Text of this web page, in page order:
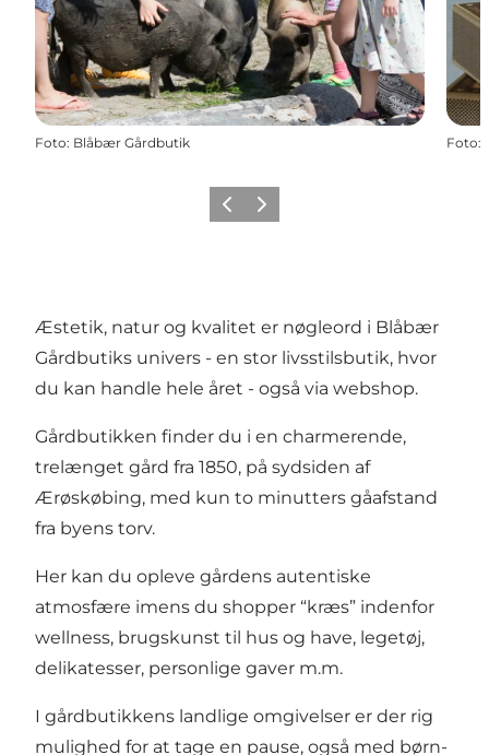
Foto: Blåbær Gårdbutik Foto:
ForrigeNæste
Æstetik, natur og kvalitet er nøgleord i Blåbær
Gårdbutiks univers - en stor livsstilsbutik, hvor
du kan handle hele året - også via webshop.
Gårdbutikken finder du i en charmerende,
trelænget gård fra 1850, på sydsiden af
Ærøskøbing, med kun to minutters gåafstand
fra byens torv.
Her kan du opleve gårdens autentiske
atmosfære imens du shopper “kræs” indenfor
wellness, brugskunst til hus og have, legetøj,
delikatesser, personlige gaver m.m.
I gårdbutikkens landlige omgivelser er der rig
mulighed for at tage en pause, også med børn-